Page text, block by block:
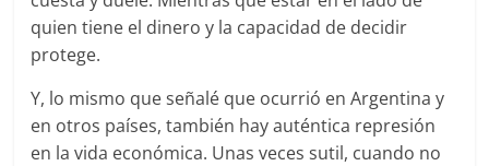
quien tiene el dinero y la capacidad de decidir
protege.
Y, lo mismo que señalé que ocurrió en Argentina y
en otros países, también hay auténtica represión
en la vida económica. Unas veces sutil, cuando no